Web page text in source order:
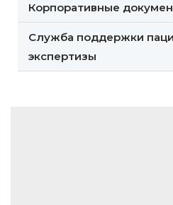
Корпоративные
Служба поддержки
экспертизы